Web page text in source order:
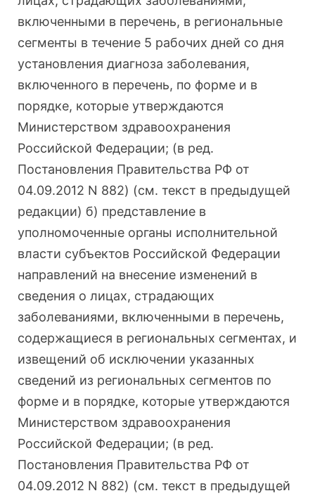
включенными в перечень, в региональные
сегменты в течение 5 рабочих дней со дня
установления диагноза заболевания,
включенного в перечень, по форме и в
порядке, которые утверждаются
Министерством здравоохранения
Российской Федерации; (в ред.
Постановления Правительства РФ от
04.09.2012 N 882) (см. текст в предыдущей
редакции) б) представление в
уполномоченные органы исполнительной
власти субъектов Российской Федерации
направлений на внесение изменений в
сведения о лицах, страдающих
заболеваниями, включенными в перечень,
содержащиеся в региональных сегментах, и
извещений об исключении указанных
сведений из региональных сегментов по
форме и в порядке, которые утверждаются
Министерством здравоохранения
Российской Федерации; (в ред.
Постановления Правительства РФ от
04.09.2012 N 882) (см. текст в предыдущей